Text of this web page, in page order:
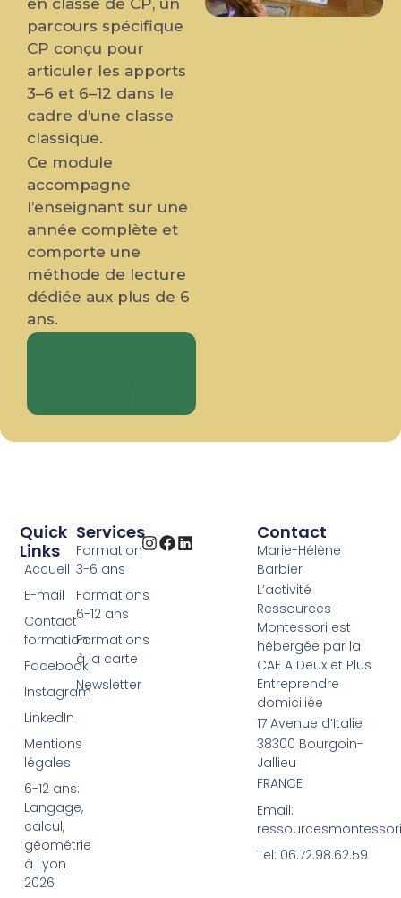
en classe de CP, un
parcours spécifique
CP conçu pour
articuler les apports
3–6 et 6–12 dans le
cadre d’une classe
classique.
Ce module
accompagne
l’enseignant sur une
année complète et
comporte une
méthode de lecture
dédiée aux plus de 6
ans.
Services
Formation
3-6 ans
Formations
6-12 ans
Formations
à la carte
Newsletter
Quick
Links
Accueil
E-mail
Contact
formation
Facebook
Instagram
LinkedIn
Mentions
légales
6-12 ans:
Langage,
calcul,
géométrie
à Lyon
2026
Contact
Marie-Hélène
Barbier
L’activité
Ressources
Montessori est
hébergée par la
CAE A Deux et Plus
Entreprendre
domiciliée
17 Avenue d’Italie
38300 Bourgoin-
Jallieu
FRANCE
Email:
Tel: 06.72.98.62.59